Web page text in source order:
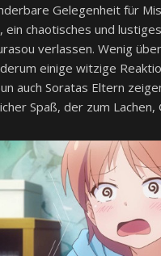
Gelegenheit für
ein chaotisches und
verlassen. Wenig
einige witzige
auch Soratas Eltern
Spaß, der zum